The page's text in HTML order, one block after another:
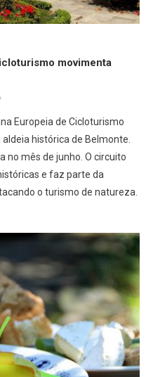
movimenta
Europeia de Cicloturismo
histórica de Belmonte.
no mês de junho. O circuito
e faz parte da
o turismo de natureza.